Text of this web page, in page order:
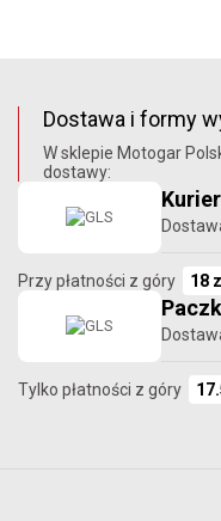
Dostawa i formy
W sklepie Motogar
dostawy:
Przy płatności z góry 18
Tylko płatności z góry